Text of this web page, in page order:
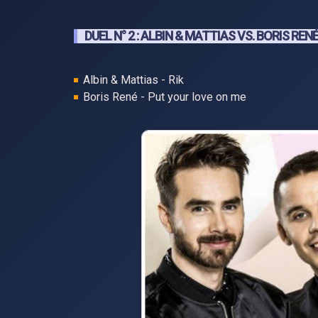
DUEL N° 2 : ALBIN & MATTIAS VS. BORIS RENÉ
Albin & Mattias - Rik
Boris René - Put your love on me